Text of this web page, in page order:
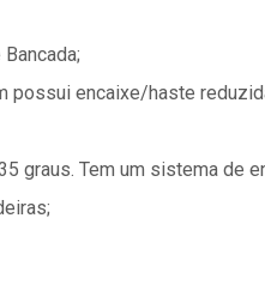
possui encaixe/haste
graus. Tem um sistema de